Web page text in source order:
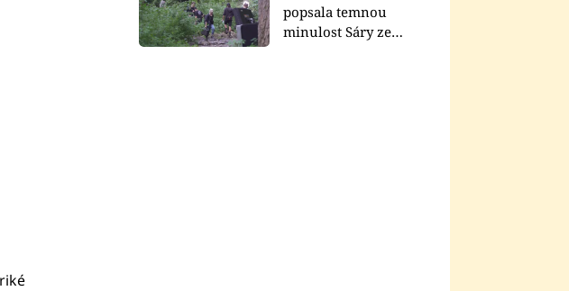
popsala temnou
minulost Sáry ze